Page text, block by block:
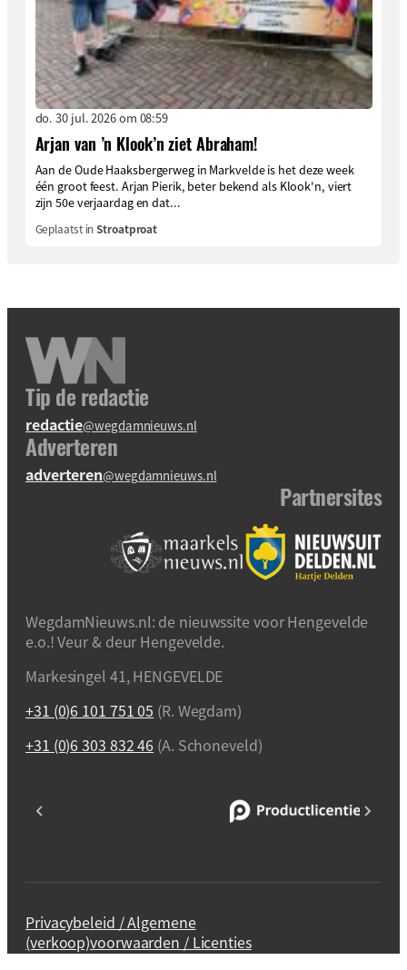
do. 30 jul. 2026 om 08:59
Arjan van ’n Klook’n ziet Abraham!
Aan de Oude Haaksbergerweg in Markvelde is het deze week
één groot feest. Arjan Pierik, beter bekend als Klook'n, viert
zijn 50e verjaardag en dat...
Geplaatst inStroatproat
Tip de redactie
redactie@wegdamnieuws.nl
Adverteren
adverteren@wegdamnieuws.nl
Partnersites
WegdamNieuws.nl: de nieuwssite voor Hengevelde
e.o.! Veur & deur Hengevelde.
Markesingel 41, HENGEVELDE
+31 (0)6 101 751 05 (R. Wegdam)
+31 (0)6 303 832 46 (A. Schoneveld)
Privacybeleid / Algemene
(verkoop)voorwaarden / Licenties